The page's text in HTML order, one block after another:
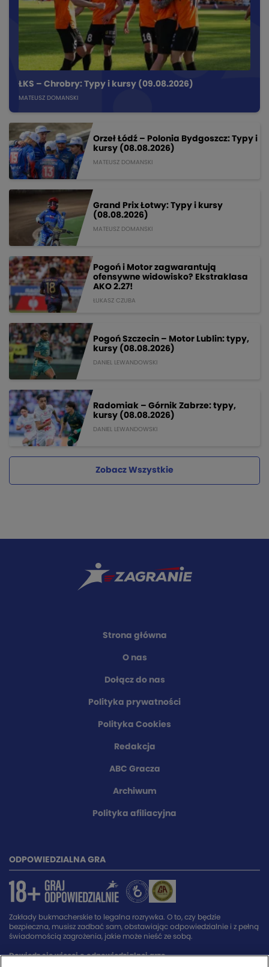
ŁKS – Chrobry: Typy i kursy (09.08.2026)
MATEUSZ DOMANSKI
Orzeł Łódź – Polonia Bydgoszcz: Typy i
kursy (08.08.2026)
MATEUSZ DOMANSKI
Grand Prix Łotwy: Typy i kursy
(08.08.2026)
MATEUSZ DOMANSKI
Pogoń i Motor zagwarantują
ofensywne widowisko? Ekstraklasa
AKO 2.27!
ŁUKASZ CZUBA
Pogoń Szczecin – Motor Lublin: typy,
kursy (08.08.2026)
DANIEL LEWANDOWSKI
Radomiak – Górnik Zabrze: typy,
kursy (08.08.2026)
DANIEL LEWANDOWSKI
Zobacz Wszystkie
Strona główna
O nas
Dołącz do nas
Polityka prywatności
Polityka Cookies
Redakcja
ABC Gracza
Archiwum
Polityka afiliacyjna
ODPOWIEDZIALNA GRA
Zakłady bukmacherskie to legalna rozrywka. O to, czy będzie
bezpieczna, musisz zadbać sam, obstawiając odpowiedzialnie i z pełną
świadomością zagrożenia, jakie może nieść ze sobą.
Dowiedz się więcej o odpowiedzialnej grze.